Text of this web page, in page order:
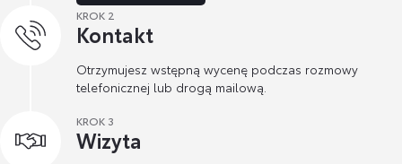
KROK 2
Kontakt
Otrzymujesz wstępną wycenę podczas rozmowy
telefonicznej lub drogą mailową.
KROK 3
Wizyta